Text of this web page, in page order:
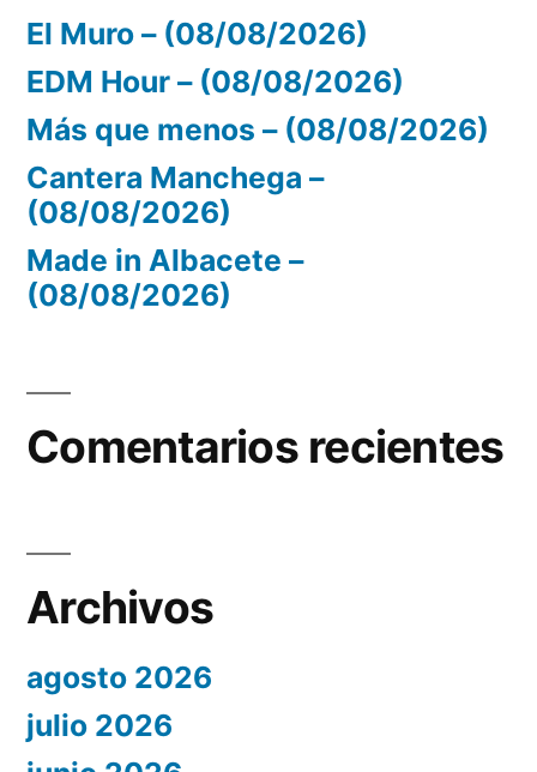
El Muro – (08/08/2026)
EDM Hour – (08/08/2026)
Más que menos – (08/08/2026)
Cantera Manchega –
(08/08/2026)
Made in Albacete –
(08/08/2026)
Comentarios recientes
Archivos
agosto 2026
julio 2026